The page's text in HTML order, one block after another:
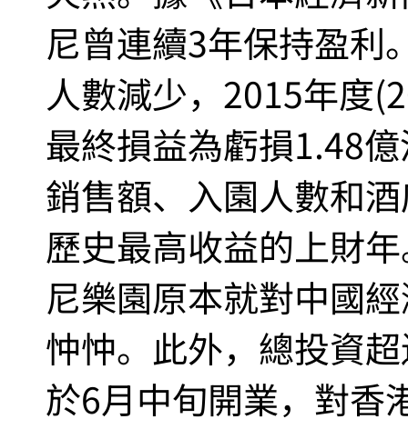
尼曾連續3年保持盈利
人數減少，2015年度
最終損益為虧損1.48
銷售額、入園人數和
歷史最高收益的上財
尼樂園原本就對中國
忡忡。此外，總投資
於6月中旬開業，對香